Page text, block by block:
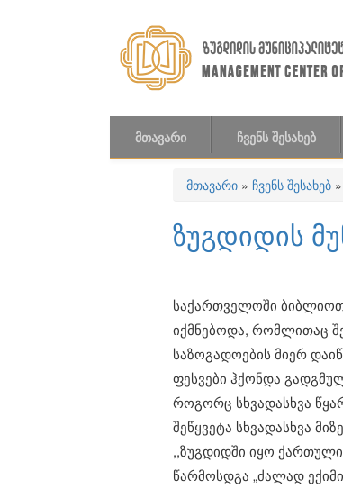
ᲛᲗᲐᲕᲐᲠᲘ ᲩᲕᲔᲜᲡ ᲨᲔᲡᲐᲮᲔᲑ
თქვენ აქ ხართ
მთავარი » ჩვენს შესახებ »
ზუგდიდის
​საქართველოში
იქმნებოდა, რომლითაც
საზოგადოების მიერ
ფესვები ჰქონდა
​​როგორც სხვადასხვა
შეწყვეტა სხვადასხვა
​,,ზუგდიდში იყო
წარმოსდგა „ძალად